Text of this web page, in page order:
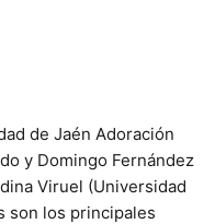
de Jaén Adoración
y Domingo Fernández
Viruel (Universidad
son los principales